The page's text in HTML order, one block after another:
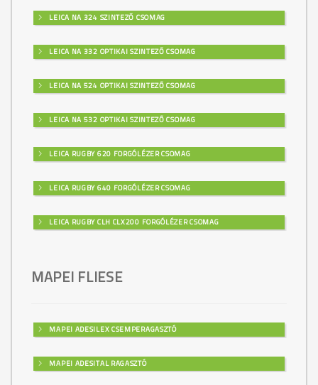
LEICA NA 324 SZINTEZŐ CSOMAG
LEICA NA 332 OPTIKAI SZINTEZŐ CSOMAG
LEICA NA 524 OPTIKAI SZINTEZŐ CSOMAG
LEICA NA 532 OPTIKAI SZINTEZŐ CSOMAG
LEICA RUGBY 620 FORGÓLÉZER CSOMAG
LEICA RUGBY 640 FORGÓLÉZER CSOMAG
LEICA RUGBY CLH CLX200 FORGÓLÉZER CSOMAG
MAPEI FLIESE
MAPEI ADESILEX CSEMPERAGASZTÓ
MAPEI ADESITAL RAGASZTÓ